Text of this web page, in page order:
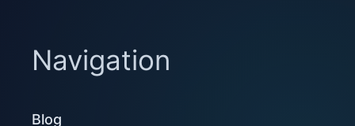
Navigation
Blog